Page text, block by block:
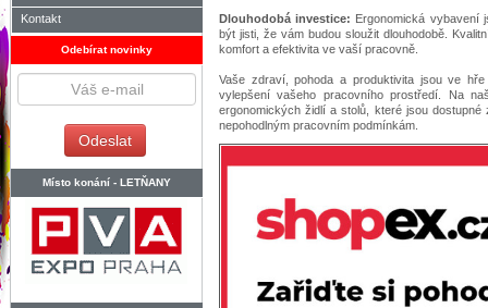
Kontakt
Odebírat novinky
Místo konání - LETŇANY
Dlouhodobá investice: Ergonomická vybavení
být jisti, že vám budou sloužit dlouhodobě.
komfort a efektivita ve vaší pracovně.
Vaše zdraví, pohoda a produktivita jsou ve
vylepšení vašeho pracovního prostředí. Na
ergonomických židlí a stolů, které jsou
nepohodlným pracovním podmínkám.